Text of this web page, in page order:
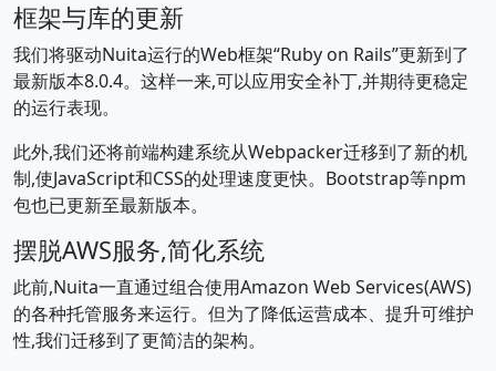
框架与库的更新
我们将驱动Nuita运行的Web框架“Ruby on Rails”更新到了
最新版本8.0.4。这样一来,可以应用安全补丁,并期待更稳定
的运行表现。
此外,我们还将前端构建系统从Webpacker迁移到了新的机
制,使JavaScript和CSS的处理速度更快。Bootstrap等npm
包也已更新至最新版本。
摆脱AWS服务,简化系统
此前,Nuita一直通过组合使用Amazon Web Services(AWS)
的各种托管服务来运行。但为了降低运营成本、提升可维护
性,我们迁移到了更简洁的架构。